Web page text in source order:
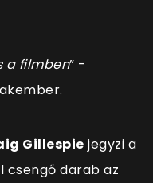
a filmben” -
Gillespie jegyzi a
csengő darab az